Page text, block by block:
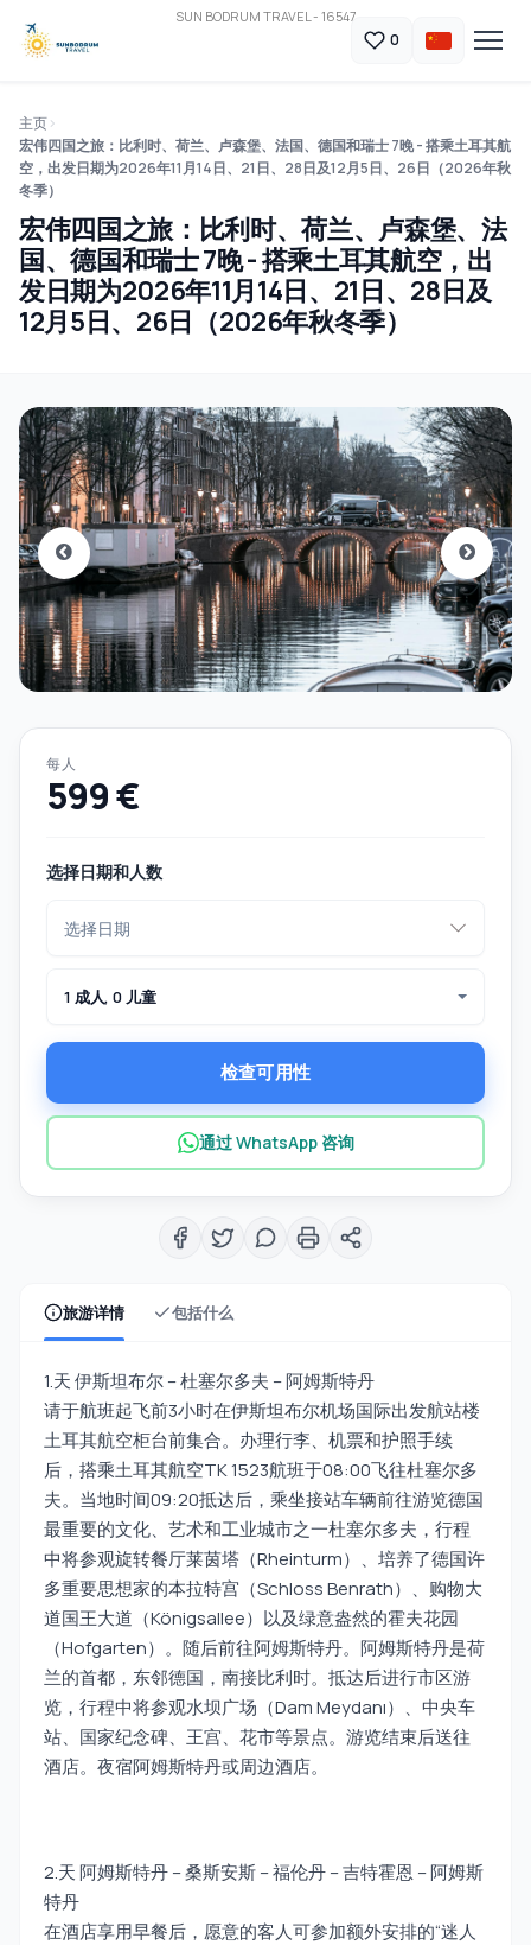
SUN BODRUM TRAVEL - 16547
0
主页
宏伟四国之旅：比利时、荷兰、卢森堡、法国、德国和瑞士 7晚 - 搭乘土耳其航
空，出发日期为2026年11月14日、21日、28日及12月5日、26日（2026年秋
冬季）
宏伟四国之旅：比利时、荷兰、卢森堡、法
国、德国和瑞士 7晚 - 搭乘土耳其航空，出
发日期为2026年11月14日、21日、28日及
12月5日、26日（2026年秋冬季）
旅游详情 包括什么
1.天 伊斯坦布尔 – 杜塞尔多夫 – 阿姆斯特丹
请于航班起飞前3小时在伊斯坦布尔机场国际出发航站楼
土耳其航空柜台前集合。办理行李、机票和护照手续
后，搭乘土耳其航空TK 1523航班于08:00飞往杜塞尔多
夫。当地时间09:20抵达后，乘坐接站车辆前往游览德国
最重要的文化、艺术和工业城市之一杜塞尔多夫，行程
中将参观旋转餐厅莱茵塔（Rheinturm）、培养了德国许
多重要思想家的本拉特宫（Schloss Benrath）、购物大
道国王大道（Königsallee）以及绿意盎然的霍夫花园
（Hofgarten）。随后前往阿姆斯特丹。阿姆斯特丹是荷
兰的首都，东邻德国，南接比利时。抵达后进行市区游
览，行程中将参观水坝广场（Dam Meydanı）、中央车
站、国家纪念碑、王宫、花市等景点。游览结束后送往
酒店。夜宿阿姆斯特丹或周边酒店。
2.天 阿姆斯特丹 – 桑斯安斯 – 福伦丹 – 吉特霍恩 – 阿姆斯
特丹
在酒店享用早餐后，愿意的客人可参加额外安排的“迷人
每人
599 €
选择日期和人数
1 成人, 0 儿童
检查可用性
通过 WhatsApp 咨询